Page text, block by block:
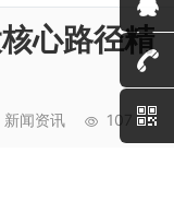
心路径精
新闻资讯 107